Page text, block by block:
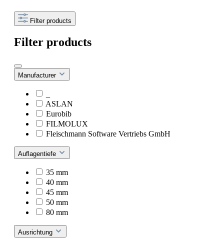
Filter products
Filter products
Manufacturer
ASLAN
Eurobib
FILMOLUX
Fleischmann Software Vertriebs GmbH
Auflagentiefe
35 mm
40 mm
45 mm
50 mm
80 mm
Ausrichtung